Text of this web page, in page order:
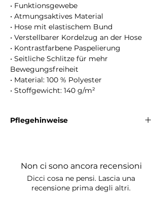
• Funktionsgewebe
• Atmungsaktives Material
• Hose mit elastischem Bund
• Verstellbarer Kordelzug an der Hose
• Kontrastfarbene Paspelierung
• Seitliche Schlitze für mehr
Bewegungsfreiheit
• Material: 100 % Polyester
• Stoffgewicht: 140 g/m²
Pflegehinweise
bügeln. Nicht chemisch reinigen.
Non ci sono ancora recensioni
Dicci cosa ne pensi. Lascia una
recensione prima degli altri.